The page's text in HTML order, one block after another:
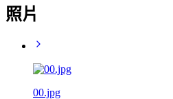
照片
00.jpg